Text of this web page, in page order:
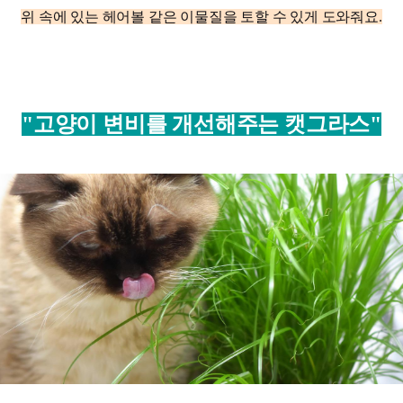
위 속에 있는 헤어볼 같은 이물질을 토할 수 있게 도와줘요.
"고양이 변비를 개선해주는 캣그라스"